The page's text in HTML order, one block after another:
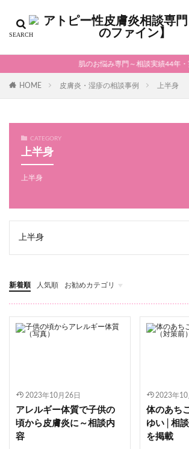
肌のお悩み専門～相談実績44年・実
HOME 皮膚炎・湿疹の相談事例 上半身
CATEGORY
上半身
上半身
上半身
新着順 人気順 お勧めカテゴリ
温泉入浴
かゆみ対策
敏感肌化粧水
ステロイドについて
2023年10月26日
アレルギー体質で子供の
頃から皮膚炎に～相談内
容
2023年10
体のあち
ゆい│相
を掲載